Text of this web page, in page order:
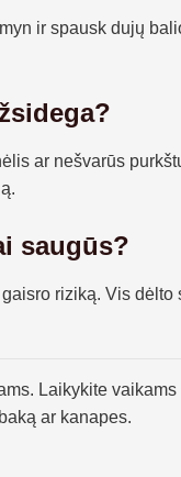
ir spausk dujų
ar nešvarūs
saugūs?
riziką. Vis
Laikykite
ar kanapes.